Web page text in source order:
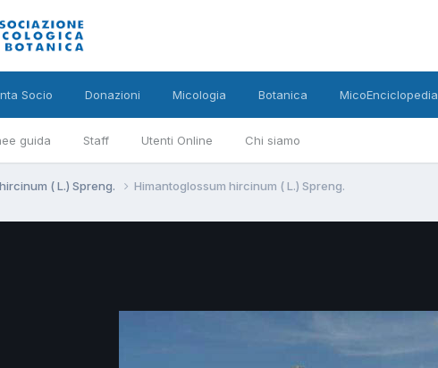
guida Staff Utenti Online Chi siamo
Socio Donazioni Micologia Botanica MicoEnciclopedia
( L.) Spreng. Himantoglossum hircinum ( L.) Spreng.